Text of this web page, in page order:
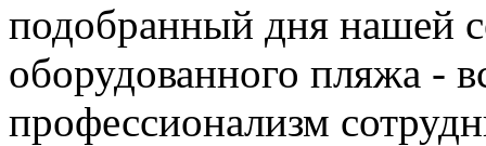
подобранный дня нашей
оборудованного пляжа -
профессионализм